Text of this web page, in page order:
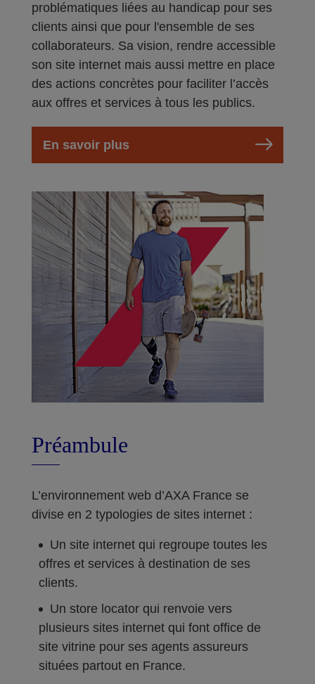
problématiques liées au handicap pour ses
clients ainsi que pour l'ensemble de ses
collaborateurs. Sa vision, rendre accessible
son site internet mais aussi mettre en place
des actions concrètes pour faciliter l’accès
aux offres et services à tous les publics.
En savoir plus
Préambule
L’environnement web d’AXA France se
divise en 2 typologies de sites internet :
Un site internet qui regroupe toutes les
offres et services à destination de ses
clients.
Un store locator qui renvoie vers
plusieurs sites internet qui font office de
site vitrine pour ses agents assureurs
situées partout en France.